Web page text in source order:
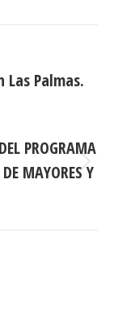
Las Palmas.
PROGRAMA
MAYORES Y